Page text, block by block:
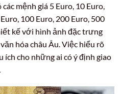
mệnh giá 5 Euro, 10 Euro,
100 Euro, 200 Euro, 500
kế với hình ảnh đặc trưng
hóa châu Âu. Việc hiểu rõ
ích cho những ai có ý định giao